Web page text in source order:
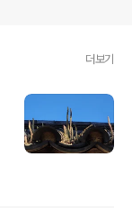
더보기